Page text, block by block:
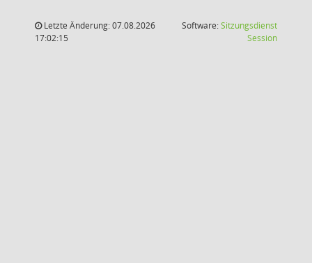
Letzte Änderung: 07.08.2026
17:02:15
Software:Sitzungsdienst
Session(Wird in